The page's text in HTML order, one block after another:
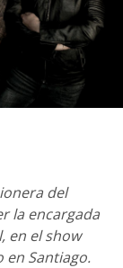
del
la encargada
en el show
en Santiago.